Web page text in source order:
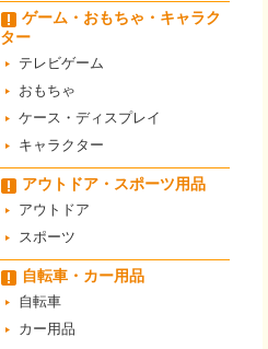
ゲーム・おもちゃ・キャラク
ター
テレビゲーム
おもちゃ
ケース・ディスプレイ
キャラクター
アウトドア・スポーツ用品
アウトドア
スポーツ
自転車・カー用品
自転車
カー用品